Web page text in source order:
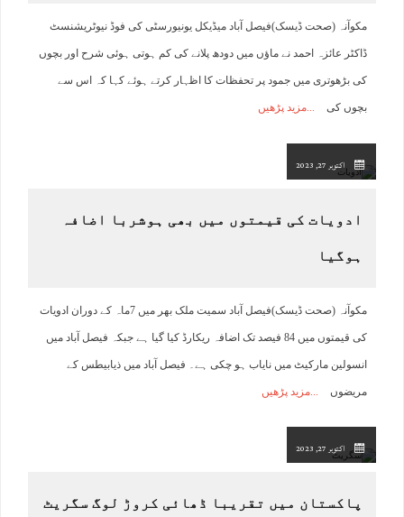
مکوآنہ (صحت ڈیسک)فیصل آباد میڈیکل یونیورسٹی کی فوڈ نیوٹریشنسٹ
ڈاکٹر عائزہ احمد نے ماؤں میں دودھ پلانے کی کم ہوتی ہوئی شرح اور بچوں
کی بڑھوتری میں جمود پر تحفظات کا اظہار کرتے ہوئے کہا کہ اس سے
بچوں کی مزید پڑھیں
اکتوبر 27, 2023
ادویات کی قیمتوں میں بھی ہوشربا اضافہ
ہوگیا
مکوآنہ (صحت ڈیسک)فیصل آباد سمیت ملک بھر میں 7ماہ کے دوران ادویات
کی قیمتوں میں 84 فیصد تک اضافہ ریکارڈ کیا گیا ہے جبکہ فیصل آباد میں
انسولین مارکیٹ میں نایاب ہو چکی ہے۔ فیصل آباد میں ذیابیطس کے
مریضوں مزید پڑھیں
اکتوبر 27, 2023
پاکستان میں تقریبا ڈھائی کروڑ لوگ سگریٹ